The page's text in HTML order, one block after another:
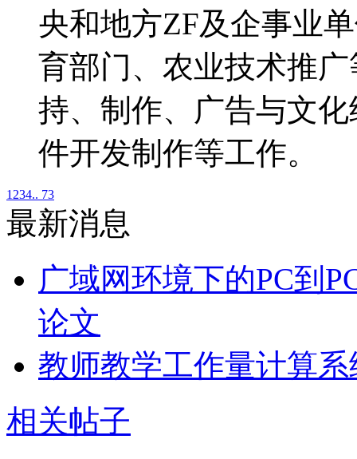
央和地方ZF及企事业
育部门、农业技术推
持、制作、广告与文
件开发制作等工作。
1 234.. 73
最新消息
广域网环境下的PC到
论文
教师教学工作量计算
相关帖子